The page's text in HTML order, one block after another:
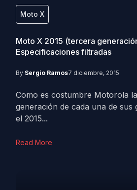
Moto X
Moto X 2015 (tercera
Especificaciones filtradas
By Sergio Ramos7 diciembre, 2015
Como es costumbre Motorola
generación de cada una de sus
el 2015...
Read More